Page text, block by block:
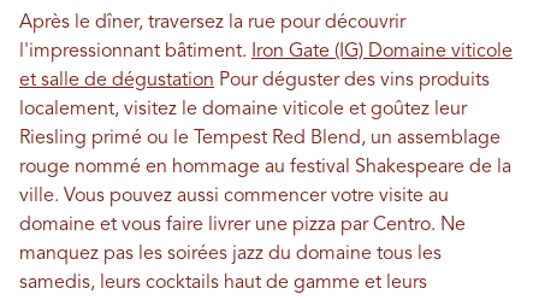
Après le dîner, traversez la rue pour découvrir
l'impressionnant bâtiment.
Iron Gate (IG) Domaine viticole
et salle de dégustation Pour déguster des vins produits
localement, visitez le domaine viticole et goûtez leur
Riesling primé ou le Tempest Red Blend, un assemblage
rouge nommé en hommage au festival Shakespeare de la
ville. Vous pouvez aussi commencer votre visite au
domaine et vous faire livrer une pizza par Centro. Ne
manquez pas les soirées jazz du domaine tous les
samedis, leurs cocktails haut de gamme et leurs